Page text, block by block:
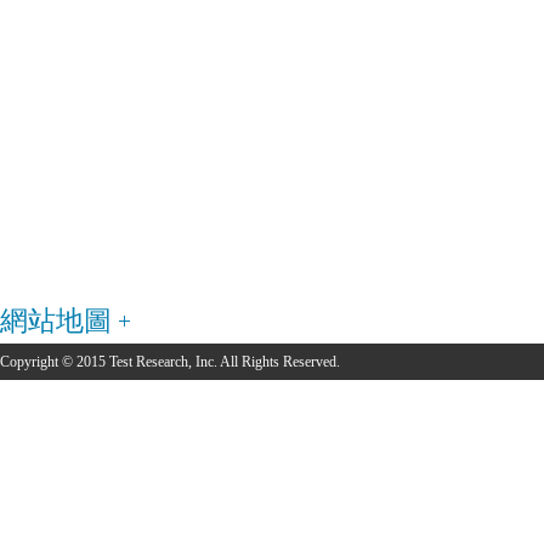
網站地圖
Copyright © 2015 Test Research, Inc. All Rights Reserved.